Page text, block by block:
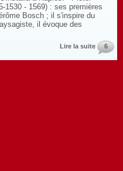
1530 - 1569) : ses premières
Bosch ; il s'inspire du
il évoque des
Lire la suite 6